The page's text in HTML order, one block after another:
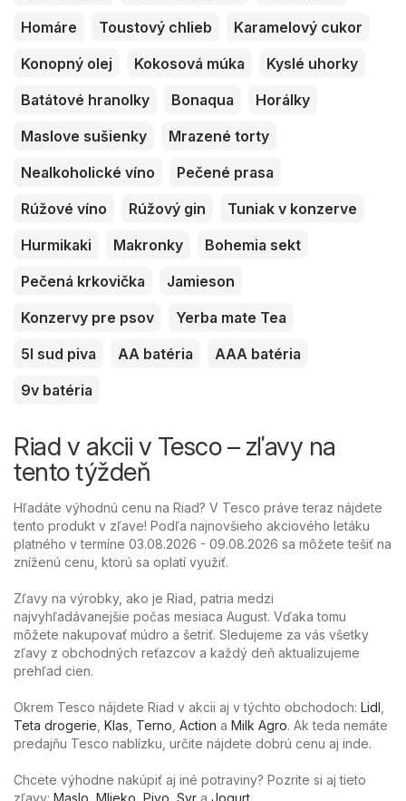
Homáre
Toustový chlieb
Karamelový cukor
Konopný olej
Kokosová múka
Kyslé uhorky
Batátové hranolky
Bonaqua
Horálky
Maslove sušienky
Mrazené torty
Nealkoholické víno
Pečené prasa
Rúžové víno
Rúžový gin
Tuniak v konzerve
Hurmikaki
Makronky
Bohemia sekt
Pečená krkovička
Jamieson
Konzervy pre psov
Yerba mate Tea
5l sud piva
AA batéria
AAA batéria
9v batéria
Riad v akcii v Tesco – zľavy na
tento týždeň
Hľadáte výhodnú cenu na Riad? V Tesco práve teraz nájdete
tento produkt v zľave! Podľa najnovšieho akciového letáku
platného v termíne 03.08.2026 - 09.08.2026 sa môžete tešiť na
zníženú cenu, ktorú sa oplatí využiť.
Zľavy na výrobky, ako je Riad, patria medzi
najvyhľadávanejšie počas mesiaca August. Vďaka tomu
môžete nakupovať múdro a šetriť. Sledujeme za vás všetky
zľavy z obchodných reťazcov a každý deň aktualizujeme
prehľad cien.
Okrem Tesco nájdete Riad v akcii aj v týchto obchodoch: Lidl
Teta drogerie Klas Terno Action a Milk Agro. Ak teda nemáte
predajňu Tesco nablízku, určite nájdete dobrú cenu aj inde.
Chcete výhodne nakúpiť aj iné potraviny? Pozrite si aj tieto
zľavy: Maslo Mlieko Pivo Syr a Jogurt.